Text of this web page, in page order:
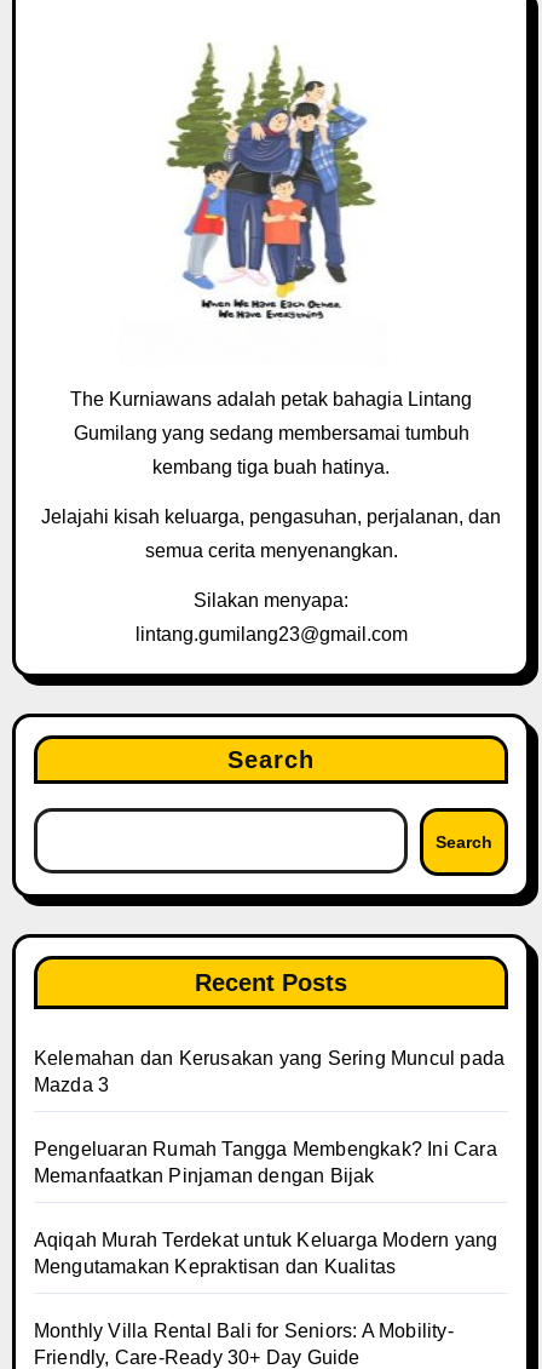
The Kurniawans adalah petak bahagia Lintang
Gumilang yang sedang membersamai tumbuh
kembang tiga buah hatinya.
Jelajahi kisah keluarga, pengasuhan, perjalanan, dan
semua cerita menyenangkan.
Silakan menyapa:
lintang.gumilang23@gmail.com
Search
Search
Recent Posts
Kelemahan dan Kerusakan yang Sering Muncul pada
Mazda 3
Pengeluaran Rumah Tangga Membengkak? Ini Cara
Memanfaatkan Pinjaman dengan Bijak
Aqiqah Murah Terdekat untuk Keluarga Modern yang
Mengutamakan Kepraktisan dan Kualitas
Monthly Villa Rental Bali for Seniors: A Mobility-
Friendly, Care-Ready 30+ Day Guide